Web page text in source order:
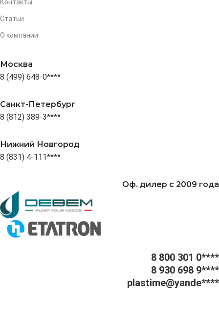
Контакты
Статьи
О компании
Москва
8 (499) 648-0****
Санкт-Петербург
8 (812) 389-3****
Нижний Новгород
8 (831) 4-111****
Оф. дилер с 2009 года
8 800 301 0****
8 930 698 9****
plastime@yande****